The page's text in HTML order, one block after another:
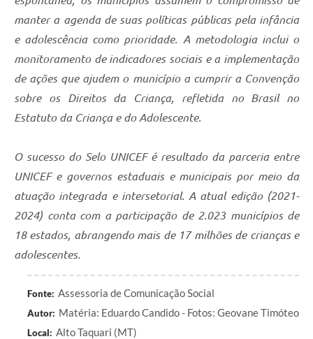
manter a agenda de suas políticas públicas pela infância
e adolescência como prioridade. A metodologia inclui o
monitoramento de indicadores sociais e a implementação
de ações que ajudem o município a cumprir a Convenção
sobre os Direitos da Criança, refletida no Brasil no
Estatuto da Criança e do Adolescente.
O sucesso do Selo UNICEF é resultado da parceria entre
UNICEF e governos estaduais e municipais por meio da
atuação integrada e intersetorial. A atual edição (2021-
2024) conta com a participação de 2.023 municípios de
18 estados, abrangendo mais de 17 milhões de crianças e
adolescentes.
Fonte: Assessoria de Comunicação Social
Autor: Matéria: Eduardo Candido - Fotos: Geovane Timóteo
Local: Alto Taquari (MT)